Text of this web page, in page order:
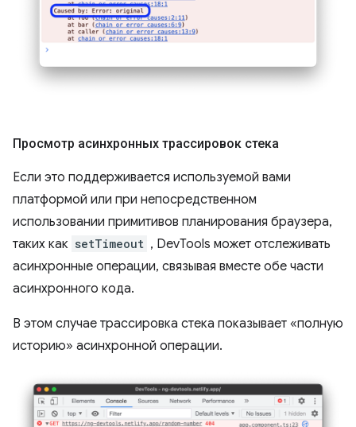
Просмотр асинхронных трассировок стека
Если это поддерживается используемой вами
платформой или при непосредственном
использовании примитивов планирования браузера,
таких как setTimeout , DevTools может отслеживать
асинхронные операции, связывая вместе обе части
асинхронного кода.
В этом случае трассировка стека показывает «полную
историю» асинхронной операции.